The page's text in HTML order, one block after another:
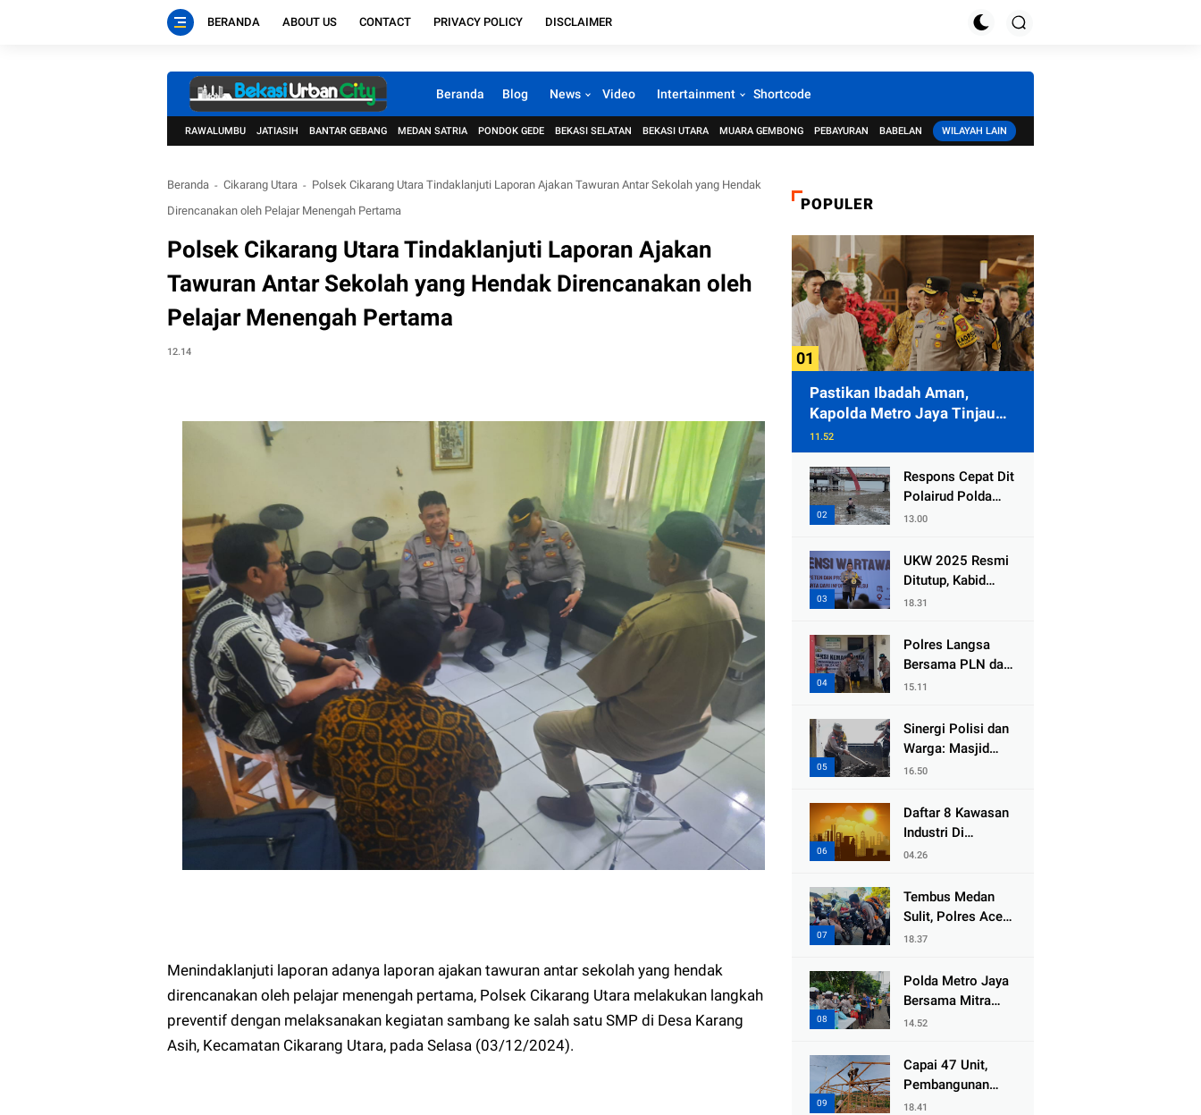
BERANDA ABOUT US CONTACT PRIVACY POLICY DISCLAIMER
Beranda Blog News Video Intertainment Shortcode
RAWALUMBU JATIASIH BANTAR GEBANG MEDAN SATRIA PONDOK GEDE BEKASI SELATAN BEKASI UTARA MUARA GEMBONG PEBAYURAN BABELAN WILAYAH LAIN
Beranda Cikarang Utara
Polsek Cikarang Utara Tindaklanjuti Laporan Ajakan Tawuran Antar Sekolah yang Hendak
Direncanakan oleh Pelajar Menengah Pertama
Polsek Cikarang Utara Tindaklanjuti Laporan Ajakan
Tawuran Antar Sekolah yang Hendak Direncanakan oleh
Pelajar Menengah Pertama
12.14
Menindaklanjuti laporan adanya laporan ajakan tawuran antar sekolah yang hendak
direncanakan oleh pelajar menengah pertama, Polsek Cikarang Utara melakukan langkah
preventif dengan melaksanakan kegiatan sambang ke salah satu SMP di Desa Karang
Asih, Kecamatan Cikarang Utara, pada Selasa (03/12/2024).
POPULER
Pastikan Ibadah Aman,
Kapolda Metro Jaya Tinjau
Pengamanan Gereja di Kelapa
Gading
11.52
Respons Cepat Dit
Polairud Polda
Jatim Selamatkan
Lumpur di Wisata
Kenjeran
13.00
UKW 2025 Resmi
Ditutup, Kabid
Humas PMJ: Pers
Strategis Polri
Tangkal Hoaks
18.31
Polres Langsa
Bersama PLN dan
Warga
Kemanusiaan
Pascabanjir di
15.11
Sinergi Polisi dan
Warga: Masjid
Syuhada, Bener
dari Duka Bencana
16.50
Daftar 8 Kawasan
Industri Di
Kabupaten Bekasi,
Cinlok Juga Ada
Gak ?
04.26
Tembus Medan
Sulit, Polres Aceh
Tengah
Sembako dan
Sling Baja ke
18.37
Polda Metro Jaya
Bersama Mitra
Gelar Jumat
Kepedulian Sosial
14.52
Capai 47 Unit,
Pembangunan
Huntara Sat
18.41